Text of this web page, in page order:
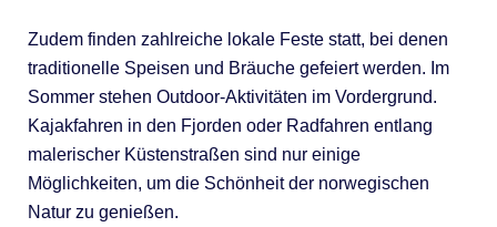
Zudem finden zahlreiche lokale Feste statt, bei denen
traditionelle Speisen und Bräuche gefeiert werden. Im
Sommer stehen Outdoor-Aktivitäten im Vordergrund.
Kajakfahren in den Fjorden oder Radfahren entlang
malerischer Küstenstraßen sind nur einige
Möglichkeiten, um die Schönheit der norwegischen
Natur zu genießen.